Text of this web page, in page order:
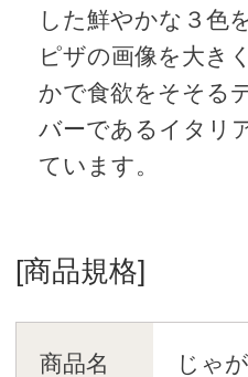
した鮮やかな３色
ピザの画像を大き
かで食欲をそそる
バーであるイタリ
ています。
[商品規格]
商品名
じゃ